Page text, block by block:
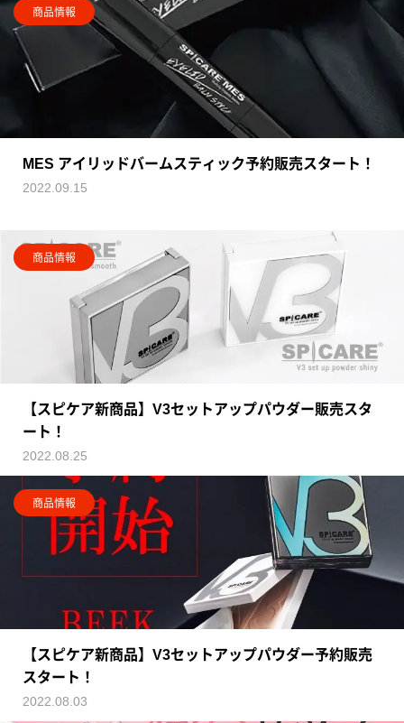
商品情報
MES アイリッドバームスティック予約販売スタート！
2022.09.15
商品情報
【スピケア新商品】V3セットアップパウダー販売スタ
ート！
2022.08.25
商品情報
【スピケア新商品】V3セットアップパウダー予約販売
スタート！
2022.08.03